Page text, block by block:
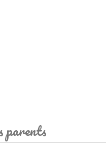
parents